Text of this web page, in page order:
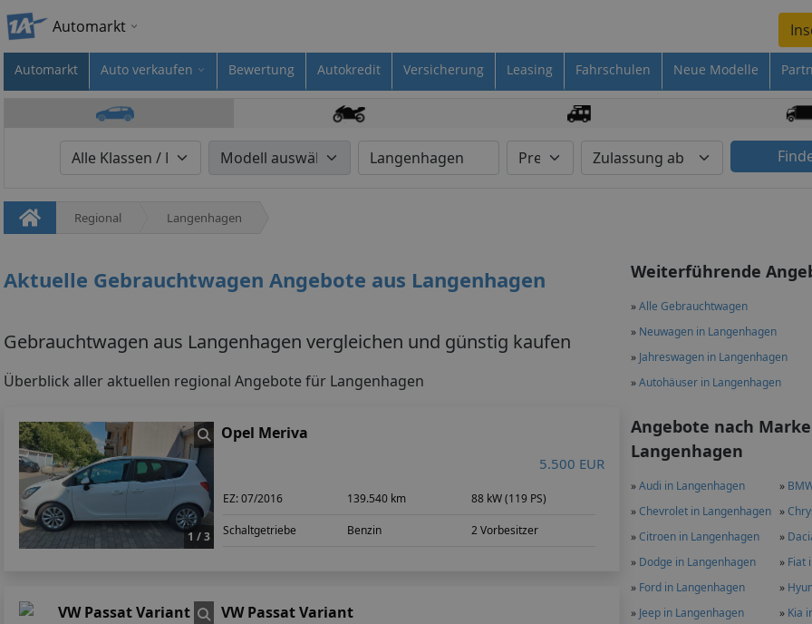
Automarkt
Automarkt Auto verkaufen Bewertung Autokredit Versicherung Leasing Fahrschulen Neue Modelle
Regional Langenhagen
Weiterführende
»Alle Gebrauchtwagen
» Neuwagen in Langenhagen
» Jahreswagen in Langenhagen
»Autohäuser in Langenhagen
Angebote nach
Langenhagen
»Audi in Langenhagen »
»Chevrolet in Langenhagen »
»Citroen in Langenhagen »
» Dodge in Langenhagen » Fiat
» Ford in Langenhagen »
» Jeep in Langenhagen » Kia
Aktuelle Gebrauchtwagen Angebote aus Langenhagen
Gebrauchtwagen aus Langenhagen vergleichen und günstig kaufen
Überblick aller aktuellen regional Angebote für Langenhagen
1 / 3
Opel Meriva
5.500 EUR
EZ:07/2016 139.540 km 88 kW (119 PS)
Schaltgetriebe Benzin 2 Vorbesitzer
VW Passat Variant